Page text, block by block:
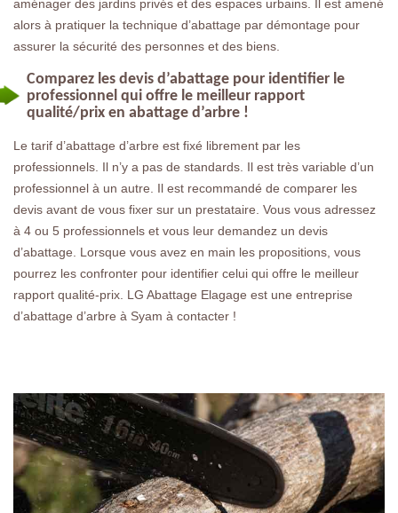
aménager des jardins privés et des espaces urbains. Il est amené
alors à pratiquer la technique d’abattage par démontage pour
assurer la sécurité des personnes et des biens.
Comparez les devis d’abattage pour identifier le
professionnel qui offre le meilleur rapport
qualité/prix en abattage d’arbre !
Le tarif d’abattage d’arbre est fixé librement par les
professionnels. Il n’y a pas de standards. Il est très variable d’un
professionnel à un autre. Il est recommandé de comparer les
devis avant de vous fixer sur un prestataire. Vous vous adressez
à 4 ou 5 professionnels et vous leur demandez un devis
d’abattage. Lorsque vous avez en main les propositions, vous
pourrez les confronter pour identifier celui qui offre le meilleur
rapport qualité-prix. LG Abattage Elagage est une entreprise
d’abattage d’arbre à Syam à contacter !